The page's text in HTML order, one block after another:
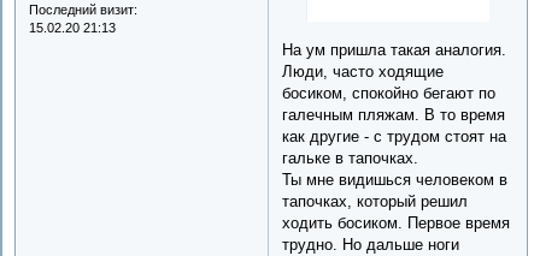
Последний визит:
15.02.20 21:13
На ум пришла такая аналогия.
Люди, часто ходящие
босиком, спокойно бегают по
галечным пляжам. В то время
как другие - с трудом стоят на
гальке в тапочках.
Ты мне видишься человеком в
тапочках, который решил
ходить босиком. Первое время
трудно. Но дальше ноги